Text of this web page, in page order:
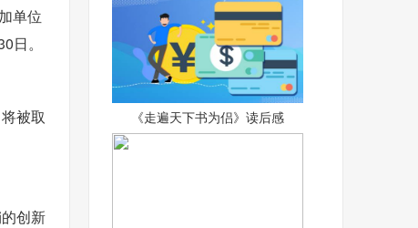
单位
日。
被取
创新
《走遍天下书为侣》读后感